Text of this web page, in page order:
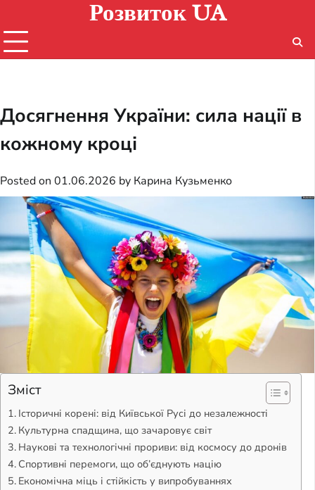
content
Розвиток UA
Досягнення України: сила нації в
кожному кроці
Posted on 01.06.2026 by Карина Кузьменко
Зміст
Історичні корені: від Київської Русі до незалежності
Культурна спадщина, що зачаровує світ
Наукові та технологічні прориви: від космосу до дронів
Спортивні перемоги, що об’єднують націю
Економічна міць і стійкість у випробуваннях